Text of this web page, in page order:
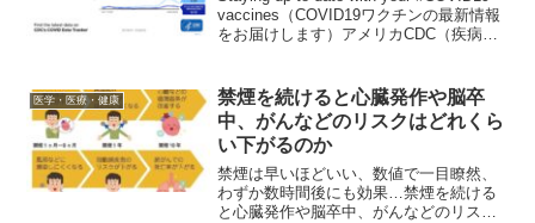
vaccines（COVID19ワクチンの最新情報
をお届けします）アメリカCDC（疾病対
医学・医療・健康
禁煙を続けると心臓発作や脳卒
中、がんなどのリスクはどれくら
い下がるのか
禁煙は早いほどいい、数値で一目瞭然、
わずか数時間後にも効果…禁煙を続ける
と心臓発作や脳卒中、がんなどのリスク